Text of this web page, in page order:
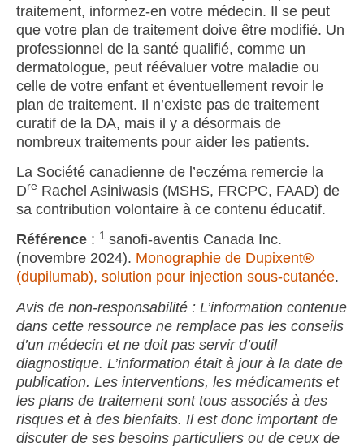
traitement, informez-en votre médecin. Il se peut
que votre plan de traitement doive être modifié. Un
professionnel de la santé qualifié, comme un
dermatologue, peut réévaluer votre maladie ou
celle de votre enfant et éventuellement revoir le
plan de traitement. Il n’existe pas de traitement
curatif de la DA, mais il y a désormais de
nombreux traitements pour aider les patients.
La Société canadienne de l’eczéma remercie la
Dre Rachel Asiniwasis (MSHS, FRCPC, FAAD) de
sa contribution volontaire à ce contenu éducatif.
Référence : 1 sanofi-aventis Canada Inc.
(novembre 2024). Monographie de Dupixent®
(dupilumab), solution pour injection sous-cutanée.
Avis de non-responsabilité : L’information contenue
dans cette ressource ne remplace pas les conseils
d’un médecin et ne doit pas servir d’outil
diagnostique. L’information était à jour à la date de
publication. Les interventions, les médicaments et
les plans de traitement sont tous associés à des
risques et à des bienfaits. Il est donc important de
discuter de ses besoins particuliers ou de ceux de